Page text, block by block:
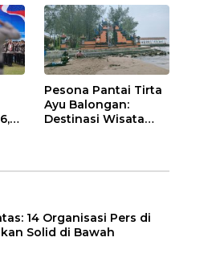
Pesona Pantai Tirta
Ayu Balongan:
Destinasi Wisata
14 Organisasi Pers di
Solid di Bawah